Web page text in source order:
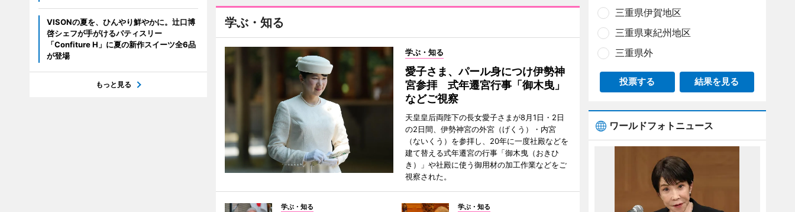
学ぶ・知る
学ぶ・知る
愛子さま、パール身につけ伊勢神
宮参拝 式年遷宮行事「御木曳」
などご視察
天皇皇后両陛下の長女愛子さまが8月1日・2日
の2日間、伊勢神宮の外宮（げくう）・内宮
（ないくう）を参拝し、20年に一度社殿などを
建て替える式年遷宮の行事「御木曳（おきひ
き）」や社殿に使う御用材の加工作業などをご
視察された。
学ぶ・知る 学ぶ・知る
VISONの夏を、ひんやり鮮やかに。辻口博
啓シェフが手がけるパティスリー
「Confiture H」に夏の新作スイーツ全6品
が登場
もっと見る
三重県伊賀地区
三重県東紀州地区
三重県外
投票する 結果を見る
ワールドフォトニュース